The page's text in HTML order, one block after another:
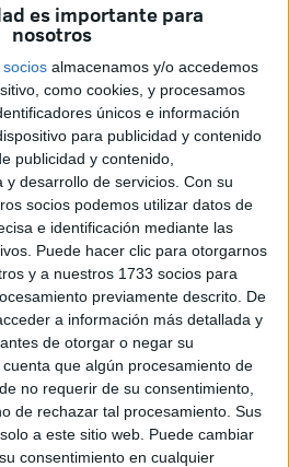
es importante para
nosotros
socios almacenamos y/o accedemos
como cookies, y procesamos
únicos e información
para publicidad y contenido
publicidad y contenido,
desarrollo de servicios. Con su
socios podemos utilizar datos de
e identificación mediante las
Puede hacer clic para otorgarnos
y a nuestros 1733 socios para
previamente descrito. De
a información más detallada y
de otorgar o negar su
cuenta que algún procesamiento de
no requerir de su consentimiento,
de rechazar tal procesamiento. Sus
a este sitio web. Puede cambiar
consentimiento en cualquier
Alfonso Murube no será solo el
más para la Agrupación
lugar donde los caminos de
Cádiz Club de Fútbol
en los esquemas de José
cita marcada en rojoen su
cargados de pasado.
viviendo su temporada más
ceutí, acumulando4 dianas y 2
disputados.